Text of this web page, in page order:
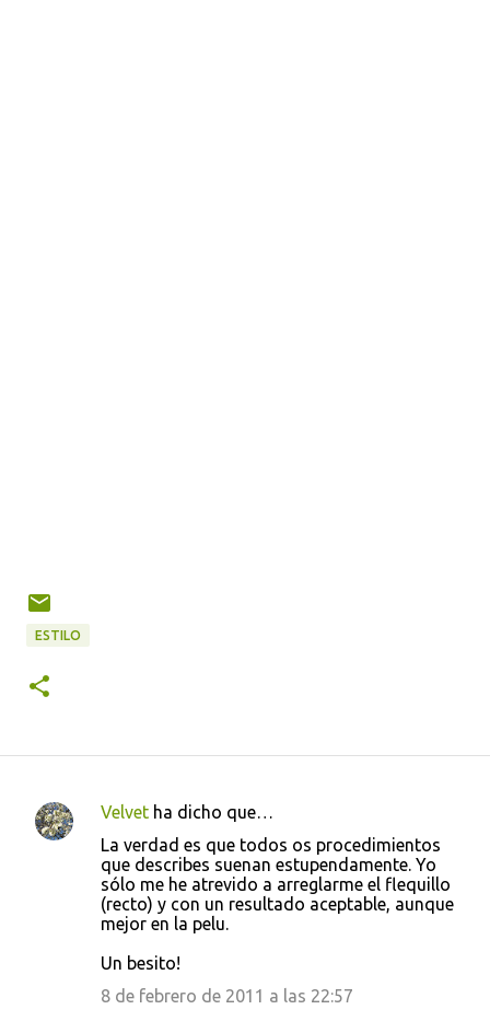
ESTILO
C
Velvet ha dicho que…
La verdad es que todos os procedimientos
que describes suenan estupendamente. Yo
sólo me he atrevido a arreglarme el flequillo
(recto) y con un resultado aceptable, aunque
mejor en la pelu.
Un besito!
8 de febrero de 2011 a las 22:57